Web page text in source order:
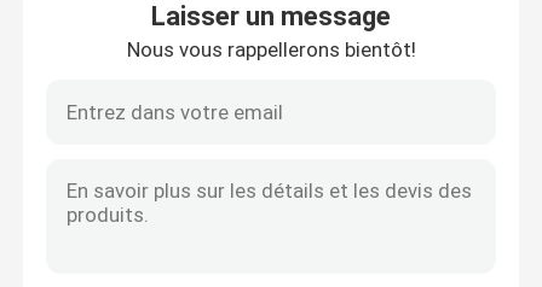
Aperçu
Produits
Laisser un message
Nous vous rappellerons bientôt!